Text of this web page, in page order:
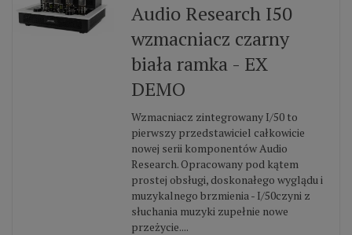
Audio Research I50
wzmacniacz czarny
biała ramka - EX
DEMO
Wzmacniacz zintegrowany I/50 to
pierwszy przedstawiciel całkowicie
nowej serii komponentów Audio
Research. Opracowany pod kątem
prostej obsługi, doskonałego wyglądu i
muzykalnego brzmienia - I/50czyni z
słuchania muzyki zupełnie nowe
przeżycie....